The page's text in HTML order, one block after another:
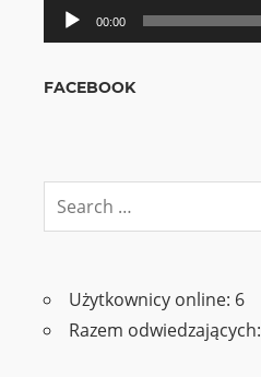
00:00
FACEBOOK
Użytkownicy online: 6
Razem odwiedzających: